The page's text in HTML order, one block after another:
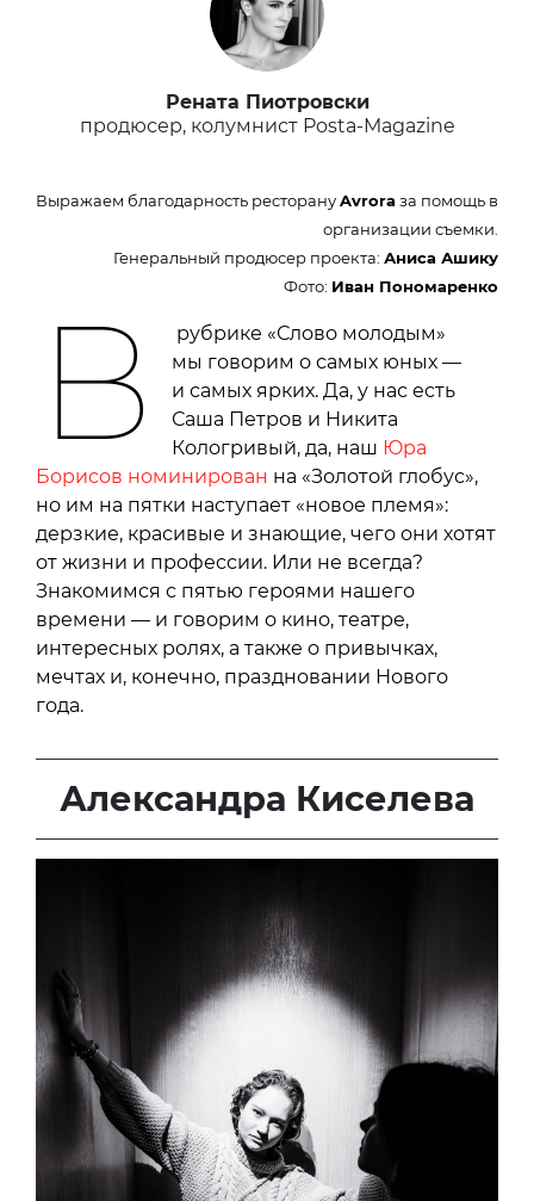
Рената Пиотровски
продюсер, колумнист Posta-Magazine
Выражаем благодарность ресторануAvroraза помощь в
организации съемки.
Генеральный продюсер проекта: Аниса Ашику
Фото: Иван Пономаренко
В
рубрике «Слово молодым»
мы говорим о самых юных —
и самых ярких. Да, у нас есть
Саша Петров и Никита
Кологривый, да, наш Юра
Борисов номинирован на «Золотой глобус»,
но им на пятки наступает «новое племя»:
дерзкие, красивые и знающие, чего они хотят
от жизни и профессии. Или не всегда?
Знакомимся с пятью героями нашего
времени — и говорим о кино, театре,
интересных ролях, а также о привычках,
мечтах и, конечно, праздновании Нового
года.
Александра Киселева